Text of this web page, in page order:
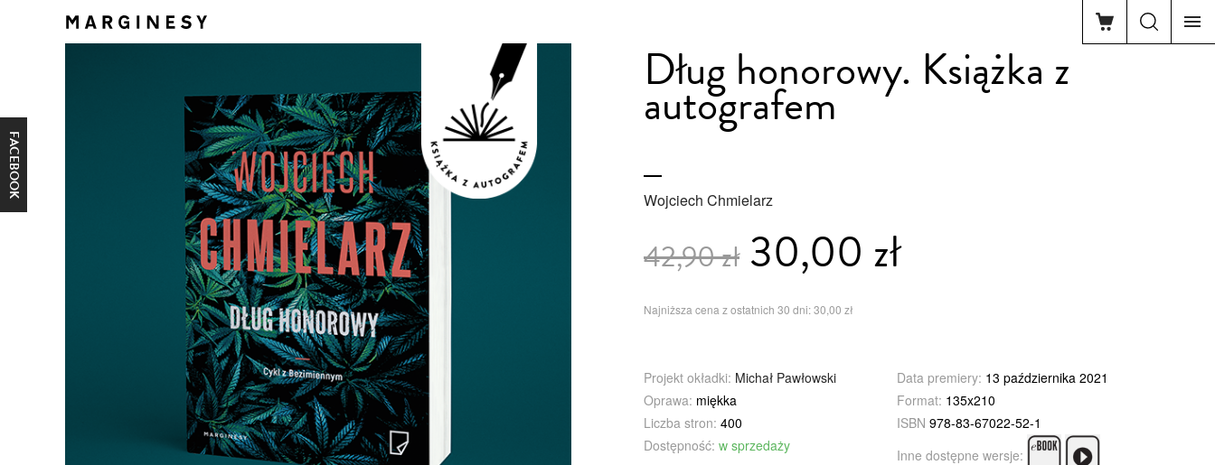
FACEBOOK
Dług honorowy. Książka z
autografem
Wojciech Chmielarz
42,90 zł30,00 zł
Najniższa cena z ostatnich 30 dni: 30,00 zł
Projekt okładki: Michał Pawłowski Data premiery: 13 października 2021
Oprawa: miękka Format: 135x210
Liczba stron: 400 ISBN 978-83-67022-52-1
Dostępność: w sprzedaży
Inne dostępne wersje: